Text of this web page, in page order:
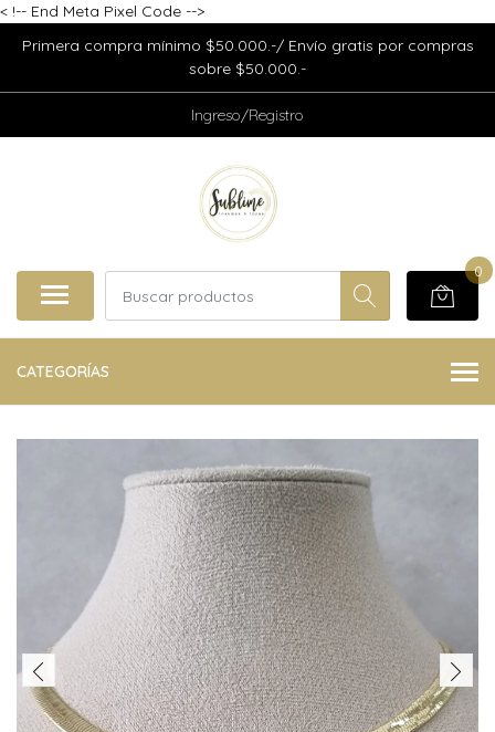
< !-- End Meta Pixel Code -->
Primera compra mínimo $50.000.-/ Envío gratis por compras
sobre $50.000.-
Ingreso/Registro
0
CATEGORÍAS